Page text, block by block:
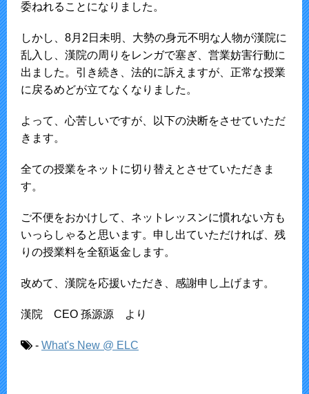
委ねれることになりました。
しかし、8月2日未明、大勢の身元不明な人物が漢院に
乱入し、漢院の周りをレンガで塞ぎ、営業妨害行動に
出ました。引き続き、法的に訴えますが、正常な授業
に戻るめどが立てなくなりました。
よって、心苦しいですが、以下の決断をさせていただ
きます。
全ての授業をネットに切り替えとさせていただきま
す。
ご不便をおかけして、ネットレッスンに慣れない方も
いっらしゃると思います。申し出ていただければ、残
りの授業料を全額返金します。
改めて、漢院を応援いただき、感謝申し上げます。
漢院 CEO 孫源源 より
- What's New @ ELC